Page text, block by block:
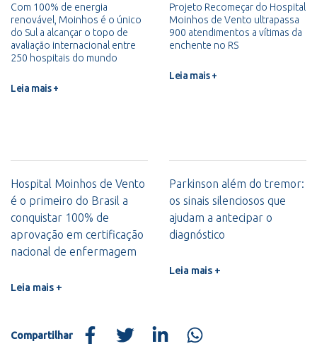
Com 100% de energia
renovável, Moinhos é o único
do Sul a alcançar o topo de
avaliação internacional entre
250 hospitais do mundo
Leia mais +
Projeto Recomeçar do Hospital
Moinhos de Vento ultrapassa
900 atendimentos a vítimas da
enchente no RS
Leia mais +
Hospital Moinhos de Vento
é o primeiro do Brasil a
conquistar 100% de
aprovação em certificação
nacional de enfermagem
Leia mais +
Parkinson além do tremor:
os sinais silenciosos que
ajudam a antecipar o
diagnóstico
Leia mais +
Compartilhar